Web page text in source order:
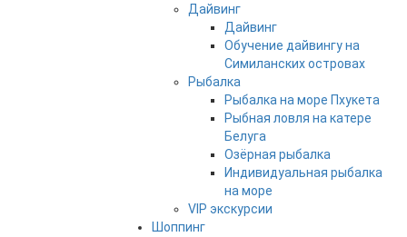
Дайвинг
Дайвинг
Обучение дайвингу на
Симиланских островах
Рыбалка
Рыбалка на море Пхукета
Рыбная ловля на катере
Белуга
Озёрная рыбалка
Индивидуальная рыбалка
на море
VIP экскурсии
Шоппинг